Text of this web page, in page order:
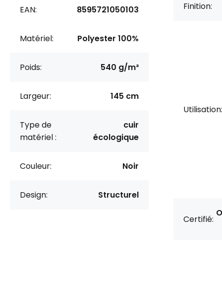
EAN: 8595721050103
Matériel: Polyester 100%
Poids: 540 g/m²
Largeur: 145 cm
Type de
matériel :
cuir
écologique
Couleur: Noir
Design: Structurel
Finition:
Utilisation:
Certifié: